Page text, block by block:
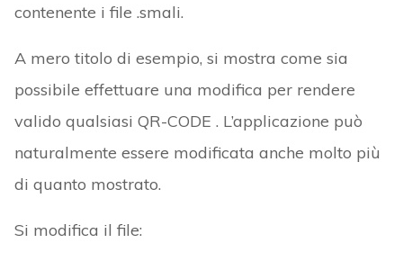
contenente i file .smali.
A mero titolo di esempio, si mostra come sia
possibile effettuare una modifica per rendere
valido qualsiasi QR-CODE . L’applicazione può
naturalmente essere modificata anche molto più
di quanto mostrato.
Si modifica il file: